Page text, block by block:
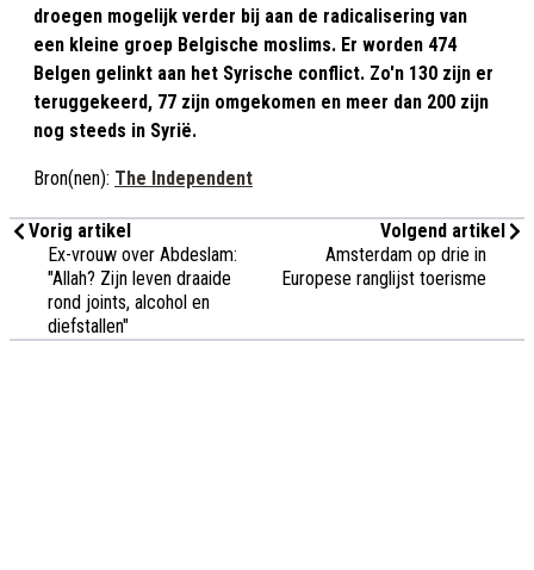
droegen mogelijk verder bij aan de radicalisering van
een kleine groep Belgische moslims. Er worden 474
Belgen gelinkt aan het Syrische conflict. Zo'n 130 zijn er
teruggekeerd, 77 zijn omgekomen en meer dan 200 zijn
nog steeds in Syrië.
Bron(nen): The Independent
Vorig artikel
Ex-vrouw over Abdeslam:
"Allah? Zijn leven draaide
rond joints, alcohol en
diefstallen"
Volgend artikel
Amsterdam op drie in
Europese ranglijst toerisme